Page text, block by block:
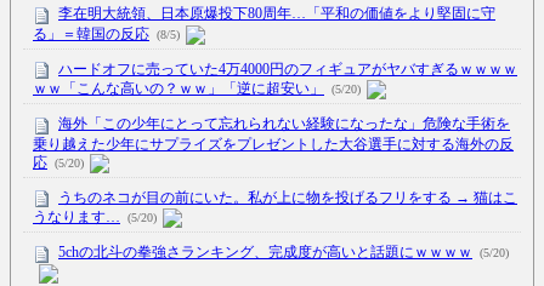
李在明大統領、日本原爆投下80周年…「平和の価値をより堅固に守
る」＝韓国の反応 (8/5)
ハードオフに売っていた4万4000円のフィギュアがヤバすぎるｗｗｗｗ
ｗｗ「こんな高いの？ｗｗ」「逆に超安い」
(5/20)
海外「この少年にとって忘れられない経験になったな」危険な手術を
乗り越えた少年にサプライズをプレゼントした大谷選手に対する海外の反
応 (5/20)
うちのネコが目の前にいた。私が上に物を投げるフリをする → 猫はこ
うなります…
(5/20)
5chの北斗の拳強さランキング、完成度が高いと話題にｗｗｗｗ (5/20)